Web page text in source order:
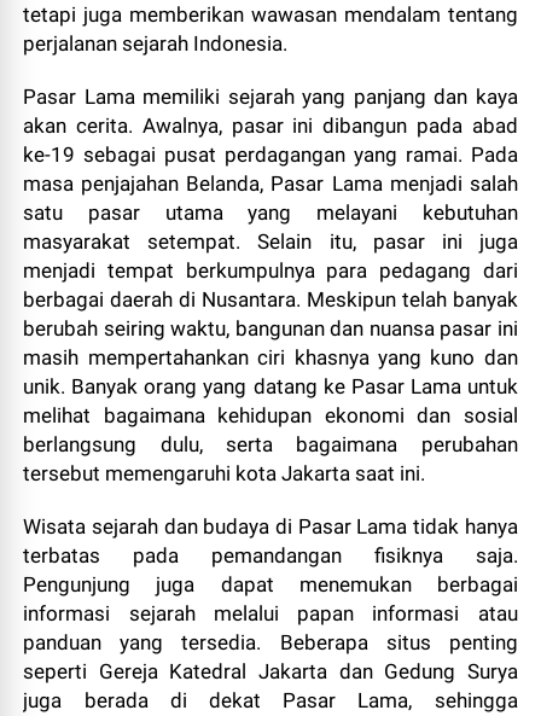
tetapi juga memberikan wawasan mendalam tentang
perjalanan sejarah Indonesia.
Pasar Lama memiliki sejarah yang panjang dan kaya
akan cerita. Awalnya, pasar ini dibangun pada abad
ke-19 sebagai pusat perdagangan yang ramai. Pada
masa penjajahan Belanda, Pasar Lama menjadi salah
satu pasar utama yang melayani kebutuhan
masyarakat setempat. Selain itu, pasar ini juga
menjadi tempat berkumpulnya para pedagang dari
berbagai daerah di Nusantara. Meskipun telah banyak
berubah seiring waktu, bangunan dan nuansa pasar ini
masih mempertahankan ciri khasnya yang kuno dan
unik. Banyak orang yang datang ke Pasar Lama untuk
melihat bagaimana kehidupan ekonomi dan sosial
berlangsung dulu, serta bagaimana perubahan
tersebut memengaruhi kota Jakarta saat ini.
Wisata sejarah dan budaya di Pasar Lama tidak hanya
terbatas pada pemandangan fisiknya saja.
Pengunjung juga dapat menemukan berbagai
informasi sejarah melalui papan informasi atau
panduan yang tersedia. Beberapa situs penting
seperti Gereja Katedral Jakarta dan Gedung Surya
juga berada di dekat Pasar Lama, sehingga